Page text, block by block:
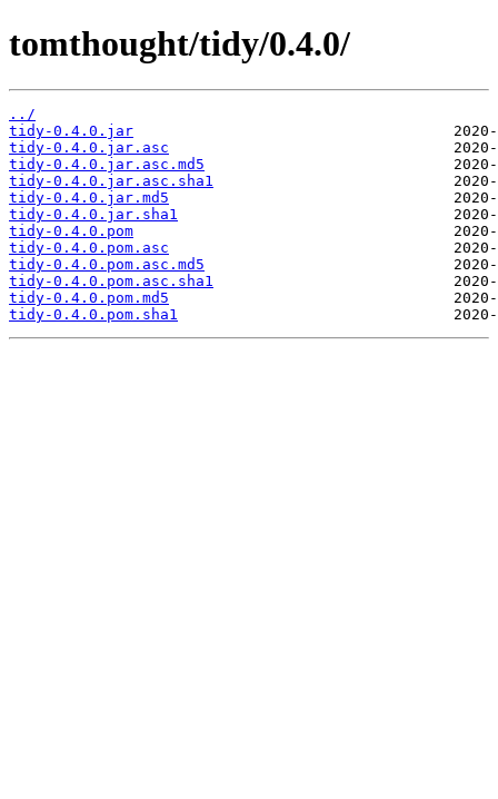
tomthought/tidy/0.4.0/
../
tidy-0.4.0.jar
tidy-0.4.0.jar.asc
tidy-0.4.0.jar.asc.md5
tidy-0.4.0.jar.asc.sha1
tidy-0.4.0.jar.md5
tidy-0.4.0.jar.sha1
tidy-0.4.0.pom
tidy-0.4.0.pom.asc
tidy-0.4.0.pom.asc.md5
tidy-0.4.0.pom.asc.sha1
tidy-0.4.0.pom.md5
tidy-0.4.0.pom.sha1